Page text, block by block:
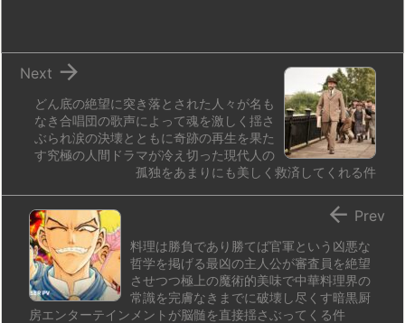
どん底の絶望に突き落とされた人々が名も
なき合唱団の歌声によって魂を激しく揺さ
ぶられ涙の決壊とともに奇跡の再生を果た
す究極の人間ドラマが冷え切った現代人の
孤独をあまりにも美しく救済してくれる件

Next
料理は勝負であり勝てば官軍という凶悪な
哲学を掲げる最凶の主人公が審査員を絶望
させつつ極上の魔術的美味で中華料理界の
常識を完膚なきまでに破壊し尽くす暗黒厨
房エンターテインメントが脳髄を直接揺さぶってくる件
 Prev